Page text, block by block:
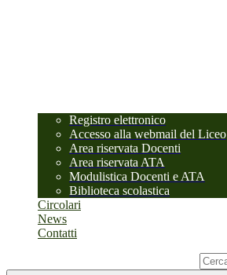
Registro elettronico
Accesso alla webmail del Liceo
Area riservata Docenti
Area riservata ATA
Modulistica Docenti e ATA
Biblioteca scolastica
Circolari
News
Contatti